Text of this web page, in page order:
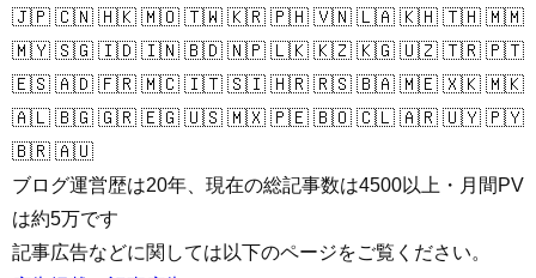
🇯🇵 🇨🇳 🇭🇰 🇲🇴 🇹🇼 🇰🇷 🇵🇭 🇻🇳 🇱🇦 🇰🇭 🇹🇭 🇲🇲
🇲🇾 🇸🇬 🇮🇩 🇮🇳 🇧🇩 🇳🇵 🇱🇰 🇰🇿 🇰🇬 🇺🇿 🇹🇷 🇵🇹
🇪🇸 🇦🇩 🇫🇷 🇲🇨 🇮🇹 🇸🇮 🇭🇷 🇷🇸 🇧🇦 🇲🇪 🇽🇰 🇲🇰
🇦🇱 🇧🇬 🇬🇷 🇪🇬 🇺🇸 🇲🇽 🇵🇪 🇧🇴 🇨🇱 🇦🇷 🇺🇾 🇵🇾
🇧🇷 🇦🇺
ブログ運営歴は20年、現在の総記事数は4500以上・月間PV
は約5万です
記事広告などに関しては以下のページをご覧ください。